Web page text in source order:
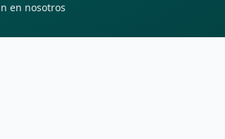
en nosotros